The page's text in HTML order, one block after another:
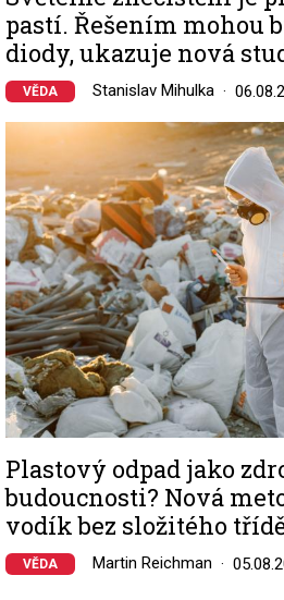
pastí. Řešením mohou
diody, ukazuje nová
VĚDA Stanislav Mihulka
Image
Plastový odpad jako
budoucnosti? Nová
vodík bez složitého
VĚDA Martin Reichman